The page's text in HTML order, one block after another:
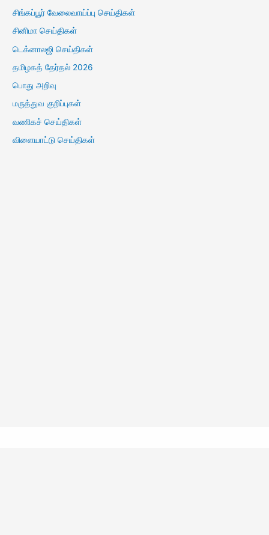
சிங்கப்பூர் வேலைவாய்ப்பு செய்திகள்
சினிமா செய்திகள்
டெக்னாலஜி செய்திகள்
தமிழகத் தேர்தல் 2026
பொது அறிவு
மருத்துவ குறிப்புகள்
வணிகச் செய்திகள்
விளையாட்டு செய்திகள்